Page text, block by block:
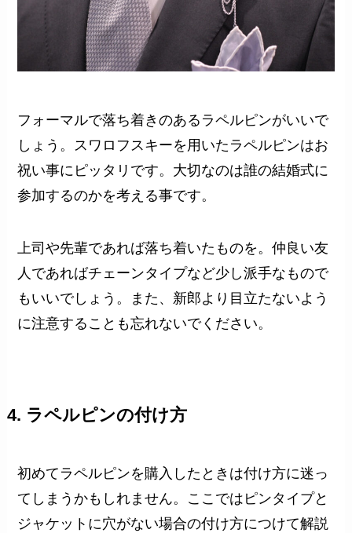
フォーマルで落ち着きのあるラペルピンがいいで
しょう。スワロフスキーを用いたラペルピンはお
祝い事にピッタリです。大切なのは誰の結婚式に
参加するのかを考える事です。
上司や先輩であれば落ち着いたものを。仲良い友
人であればチェーンタイプなど少し派手なもので
もいいでしょう。また、新郎より目立たないよう
に注意することも忘れないでください。
4. ラペルピンの付け方
初めてラペルピンを購入したときは付け方に迷っ
てしまうかもしれません。ここではピンタイプと
ジャケットに穴がない場合の付け方につけて解説